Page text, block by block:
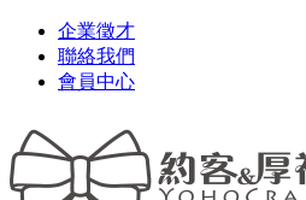
企業徵才
聯絡我們
會員中心